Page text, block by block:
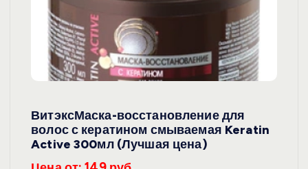
ВитэксМаска-восстановление для
волос с кератином смываемая Keratin
Active 300мл (Лучшая цена)